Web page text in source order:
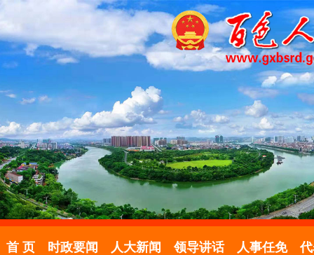
首 页 时政要闻 人大新闻 领导讲话 人事任免